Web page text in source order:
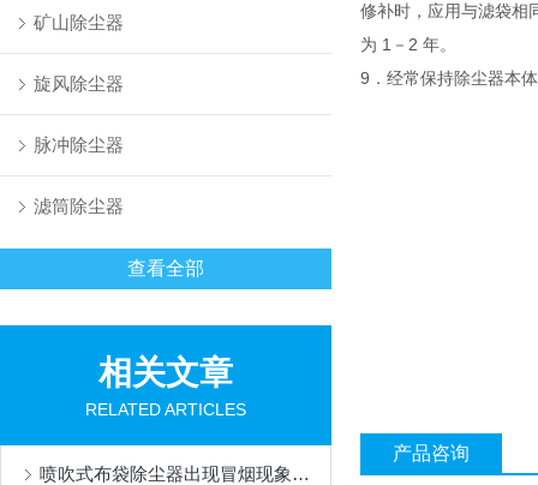
矿山除尘器
旋风除尘器
脉冲除尘器
滤筒除尘器
查看全部
相关文章
RELATED ARTICLES
喷吹式布袋除尘器出现冒烟现象后的解决方法分享
修补时，应用与滤袋相
为 1－2 年。
9．经常保持除尘器本
产品咨询